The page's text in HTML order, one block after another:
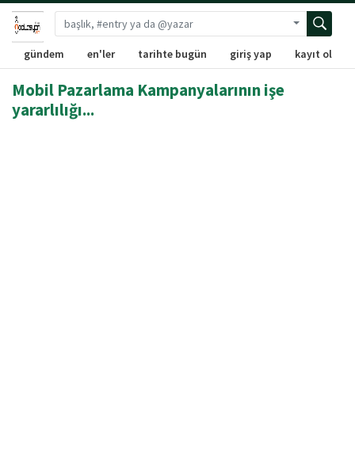
Gelişmiş
gündem en'ler tarihte bugün giriş yap kayıt ol
Mobil Pazarlama Kampanyalarının işe
yararlılığı...